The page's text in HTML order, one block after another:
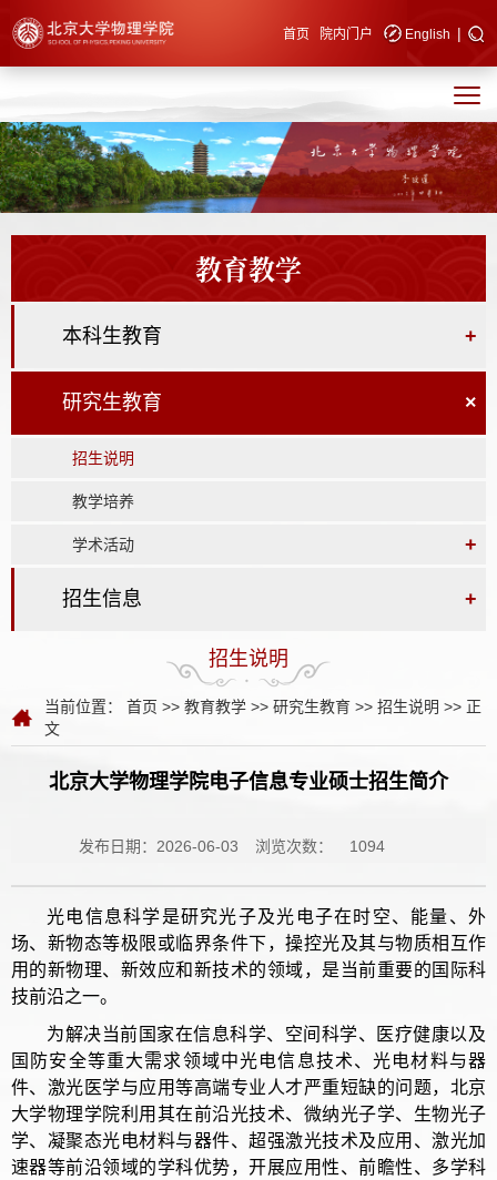
快速导航 首页 院内门户 English |
教育教学
本科生教育 +
研究生教育 ×
招生说明
教学培养
学术活动 +
招生信息 +
招生说明
当前位置： 首页 >> 教育教学 >> 研究生教育 >> 招生说明 >> 正
文
北京大学物理学院电子信息专业硕士招生简介
发布日期：2026-06-03 浏览次数： 1094
光电信息科学是研究光子及光电子在时空、能量、外
场、新物态等极限或临界条件下，操控光及其与物质相互作
用的新物理、新效应和新技术的领域，是当前重要的国际科
技前沿之一。
为解决当前国家在信息科学、空间科学、医疗健康以及
国防安全等重大需求领域中光电信息技术、光电材料与器
件、激光医学与应用等高端专业人才严重短缺的问题，北京
大学物理学院利用其在前沿光技术、微纳光子学、生物光子
学、凝聚态光电材料与器件、超强激光技术及应用、激光加
速器等前沿领域的学科优势，开展应用性、前瞻性、多学科